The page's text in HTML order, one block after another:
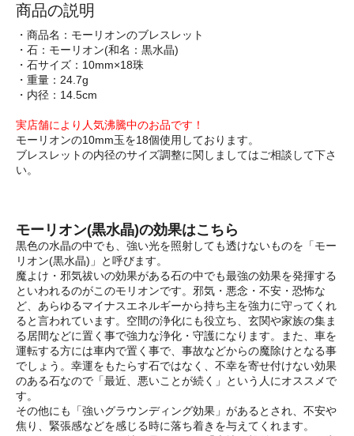
商品の説明
・商品名：モーリオンのブレスレット
・石：モーリオン(和名：黒水晶)
・石サイズ：10mm×18珠
・重量：24.7g
・内径：14.5cm
実店舗により人気沸騰中のお品です！
モーリオンの10mm玉を18個使用しております。
ブレスレットの内径のサイズ調整に関しましてはご相談して下さ
い。
モーリオン(黒水晶)の効果はこちら
黒色の水晶の中でも、強い光を照射しても透けないものを「モー
リオン(黒水晶)」と呼びます。
魔よけ・邪気祓いの効果がある石の中でも最強の効果を発揮する
といわれるのがこのモリオンです。邪気・悪念・不安・恐怖な
ど、あらゆるマイナスエネルギーから持ち主を強力に守ってくれ
ると言われています。空間の浄化にも役立ち、玄関や家族の集ま
る居間などに置く事で強力な浄化・守護になります。また、車を
運転する方には車内で置く事で、事故などからの魔除けとなる事
でしょう。幸運をもたらす石ではなく、不幸を寄せ付けない効果
のある石なので「最近、悪いことが続く」という人にオススメで
す。
その他にも「強いグラウンディング効果」があるとされ、不安や
焦り、緊張感などを感じる時に落ち着きを与えてくれます。